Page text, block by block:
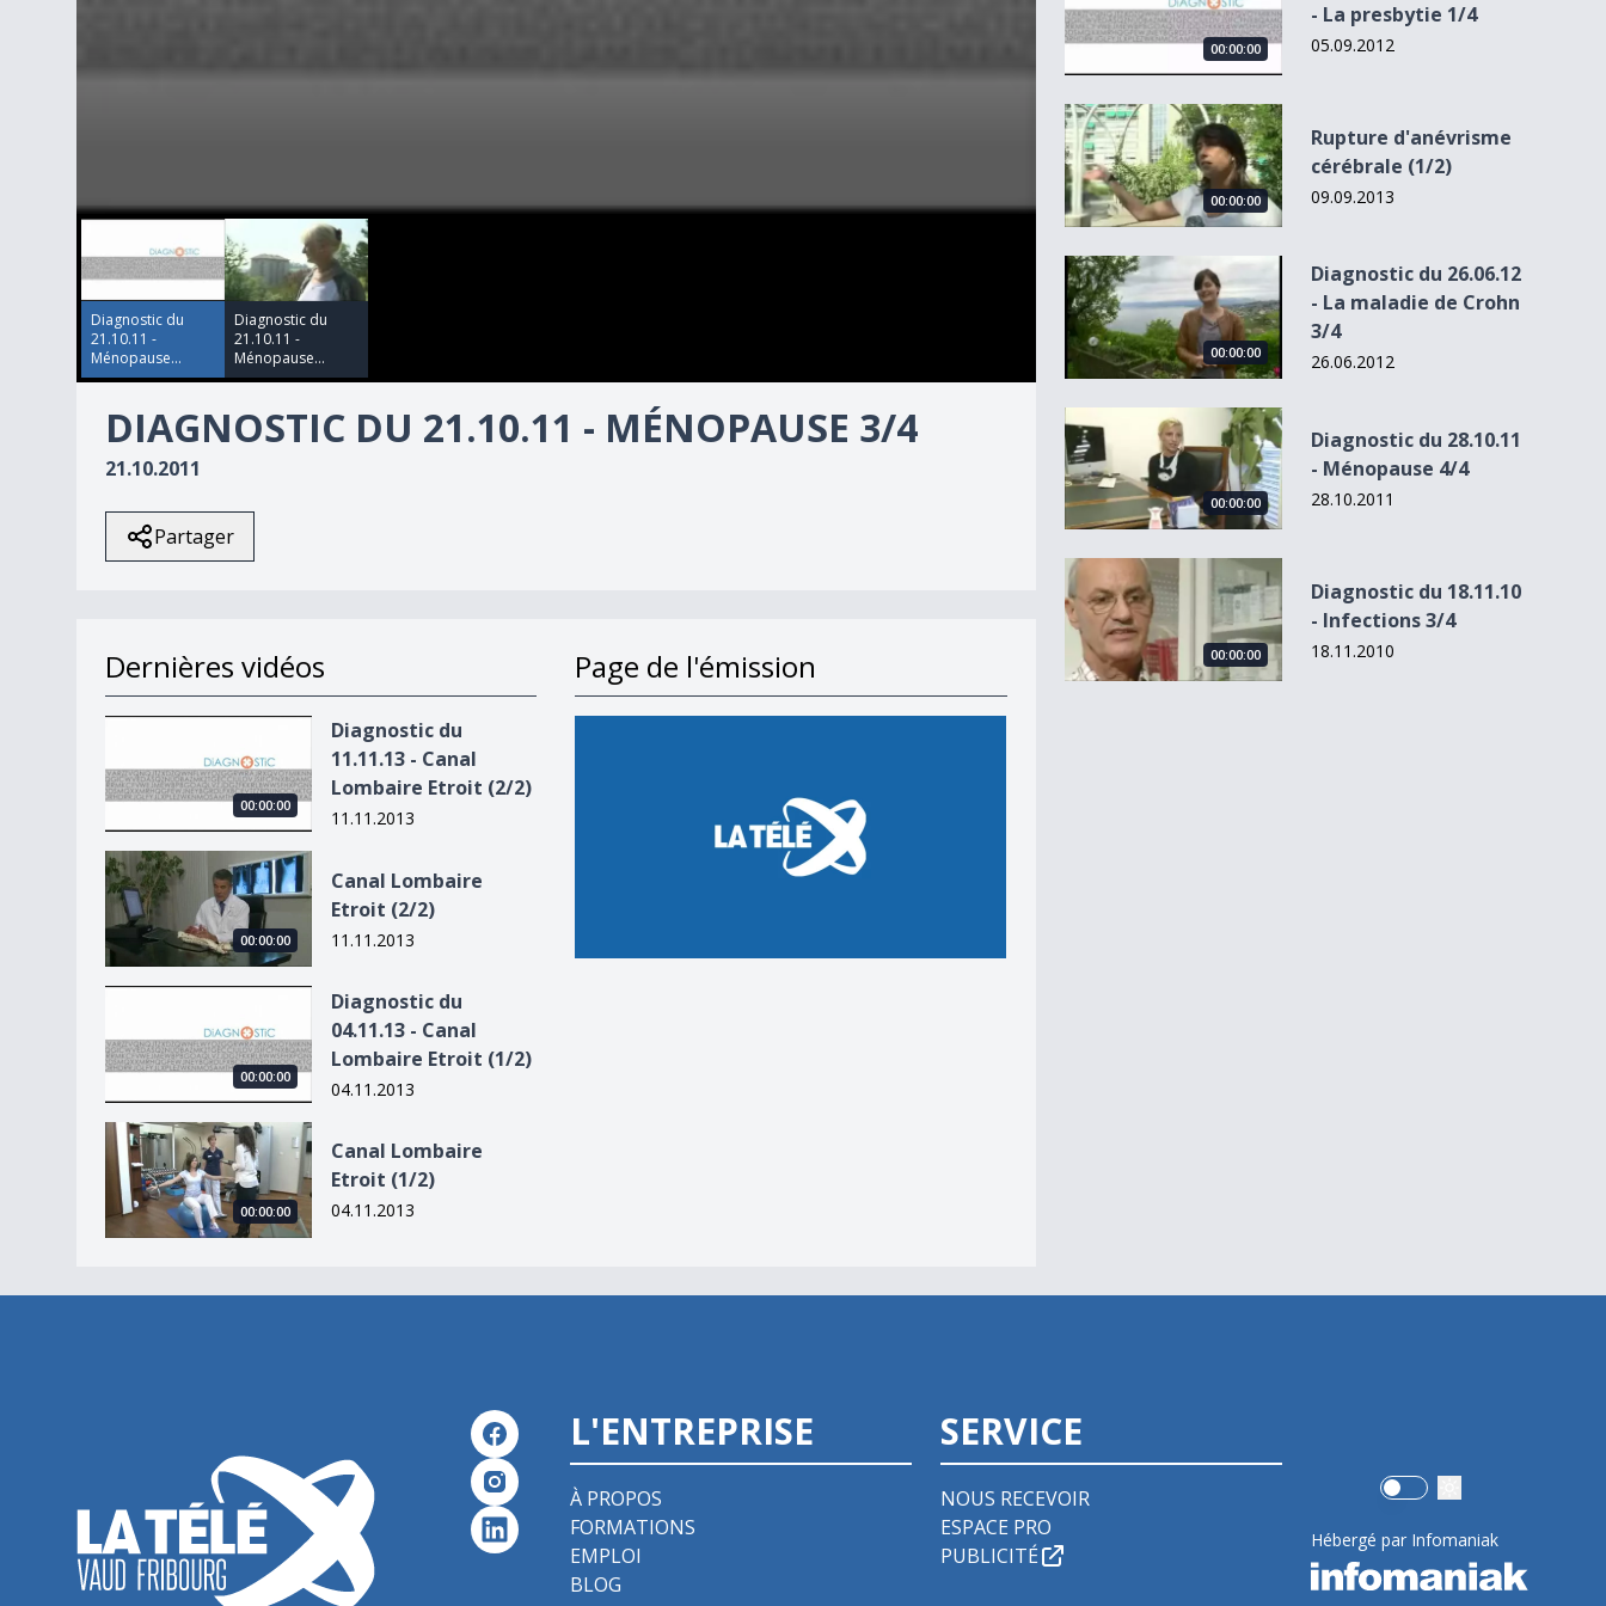
0
of
5
minutes,
19
seconds Volume
90%
Diagnostic du
21.10.11 -
Ménopause...
Diagnostic du
21.10.11 -
Ménopause...
DIAGNOSTIC DU 21.10.11 - MÉNOPAUSE 3/4
21.10.2011
Partager
Dernières vidéos
Diagnostic du 11.11.13 - Canal Lombaire Etroit (2/2)
00:00:00
Diagnostic du
11.11.13 - Canal
Lombaire Etroit (2/2)
11.11.2013
Canal Lombaire Etroit (2/2)
00:00:00
Canal Lombaire
Etroit (2/2)
11.11.2013
Diagnostic du 04.11.13 - Canal Lombaire Etroit (1/2)
00:00:00
Diagnostic du
04.11.13 - Canal
Lombaire Etroit (1/2)
04.11.2013
Canal Lombaire Etroit (1/2)
00:00:00
Canal Lombaire
Etroit (1/2)
04.11.2013
Page de l'émission
00:00:00
- La presbytie 1/4
05.09.2012
Rupture d&#039;anévrisme cérébrale (1/2)
00:00:00
Rupture d'anévrisme
cérébrale (1/2)
09.09.2013
Diagnostic du 26.06.12 - La maladie de Crohn 3/4
00:00:00
Diagnostic du 26.06.12
- La maladie de Crohn
3/4
26.06.2012
Diagnostic du 28.10.11 - Ménopause 4/4
00:00:00
Diagnostic du 28.10.11
- Ménopause 4/4
28.10.2011
Diagnostic du 18.11.10 - Infections 3/4
00:00:00
Diagnostic du 18.11.10
- Infections 3/4
18.11.2010
L'ENTREPRISE
À PROPOS
FORMATIONS
EMPLOI
BLOG
SERVICE
NOUS RECEVOIR
ESPACE PRO
PUBLICITÉ
Use setting
Hébergé par Infomaniak